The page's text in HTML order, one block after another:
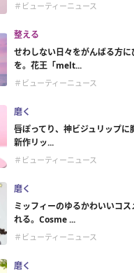
＃ビューティーニュース
整える
せわしない日々をがんばる方
を。花王「melt...
＃ビューティーニュース
磨く
唇ぽってり、神ビジュリップ
新作リッ...
＃ビューティーニュース
磨く
ミッフィーのゆるかわいいコ
れる。Cosme ...
＃ビューティーニュース
磨く